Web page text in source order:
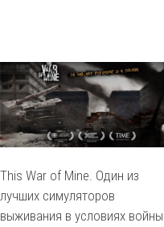
This War of Mine. Один из
лучших симуляторов
выживания в условиях войны